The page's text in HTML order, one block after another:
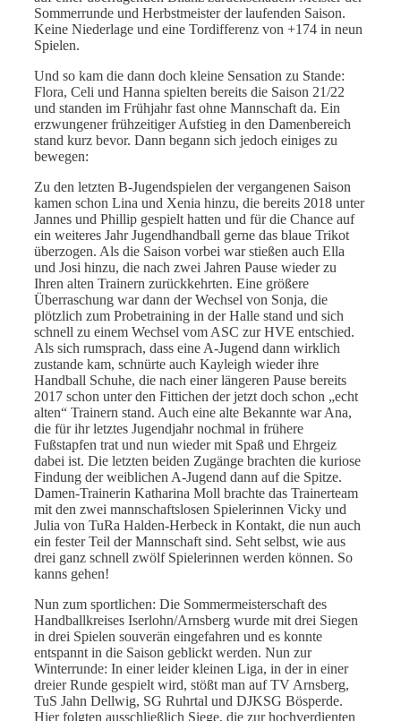
Sommerrunde und Herbstmeister der laufenden Saison.
Keine Niederlage und eine Tordifferenz von +174 in neun
Spielen.
Und so kam die dann doch kleine Sensation zu Stande:
Flora, Celi und Hanna spielten bereits die Saison 21/22
und standen im Frühjahr fast ohne Mannschaft da. Ein
erzwungener frühzeitiger Aufstieg in den Damenbereich
stand kurz bevor. Dann begann sich jedoch einiges zu
bewegen:
Zu den letzten B-Jugendspielen der vergangenen Saison
kamen schon Lina und Xenia hinzu, die bereits 2018 unter
Jannes und Phillip gespielt hatten und für die Chance auf
ein weiteres Jahr Jugendhandball gerne das blaue Trikot
überzogen. Als die Saison vorbei war stießen auch Ella
und Josi hinzu, die nach zwei Jahren Pause wieder zu
Ihren alten Trainern zurückkehrten. Eine größere
Überraschung war dann der Wechsel von Sonja, die
plötzlich zum Probetraining in der Halle stand und sich
schnell zu einem Wechsel vom ASC zur HVE entschied.
Als sich rumsprach, dass eine A-Jugend dann wirklich
zustande kam, schnürte auch Kayleigh wieder ihre
Handball Schuhe, die nach einer längeren Pause bereits
2017 schon unter den Fittichen der jetzt doch schon „echt
alten“ Trainern stand. Auch eine alte Bekannte war Ana,
die für ihr letztes Jugendjahr nochmal in frühere
Fußstapfen trat und nun wieder mit Spaß und Ehrgeiz
dabei ist. Die letzten beiden Zugänge brachten die kuriose
Findung der weiblichen A-Jugend dann auf die Spitze.
Damen-Trainerin Katharina Moll brachte das Trainerteam
mit den zwei mannschaftslosen Spielerinnen Vicky und
Julia von TuRa Halden-Herbeck in Kontakt, die nun auch
ein fester Teil der Mannschaft sind. Seht selbst, wie aus
drei ganz schnell zwölf Spielerinnen werden können. So
kanns gehen!
Nun zum sportlichen: Die Sommermeisterschaft des
Handballkreises Iserlohn/Arnsberg wurde mit drei Siegen
in drei Spielen souverän eingefahren und es konnte
entspannt in die Saison geblickt werden. Nun zur
Winterrunde: In einer leider kleinen Liga, in der in einer
dreier Runde gespielt wird, stößt man auf TV Arnsberg,
TuS Jahn Dellwig, SG Ruhrtal und DJKSG Bösperde.
Hier folgten ausschließlich Siege, die zur hochverdienten